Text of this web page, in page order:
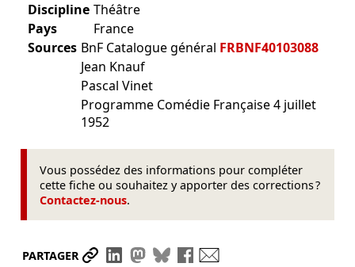
Discipline Théâtre
Pays
France
Sources BnF Catalogue général FRBNF40103088
Jean Knauf
Pascal Vinet
Programme Comédie Française 4 juillet
1952
Vous possédez des informations pour compléter
cette fiche ou souhaitez y apporter des corrections ?
Contactez-nous.
PARTAGER Partager le lien
Partager sur LinkedIn
Partager sur Mastodon
Partager sur Bluesky
Partager sur Facebook